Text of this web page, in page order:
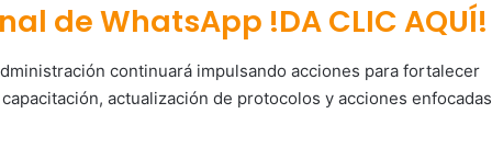
de WhatsApp !DA CLIC AQUÍ!
continuará impulsando acciones para fortalecer
actualización de protocolos y acciones enfocadas